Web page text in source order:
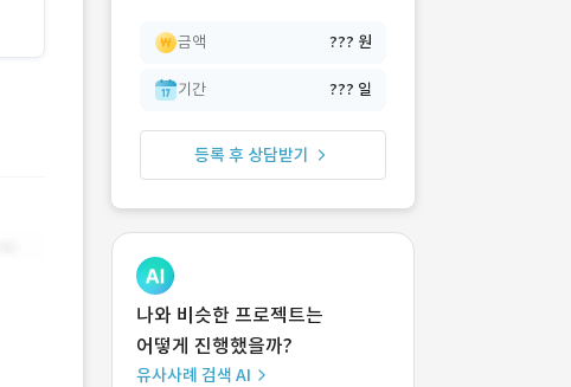
금액 ??? 원
기간 ??? 일
등록 후 상담받기
나와 비슷한 프로젝트는
어떻게 진행했을까?
유사사례 검색 AI